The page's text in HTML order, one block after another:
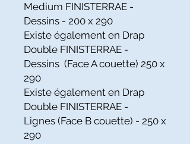
Medium FINISTERRAE -
Dessins - 200 x 290
Existe également en Drap
Double FINISTERRAE -
Dessins (Face A couette) 250 x
290
Existe également en Drap
Double FINISTERRAE -
Lignes (Face B couette) - 250 x
290